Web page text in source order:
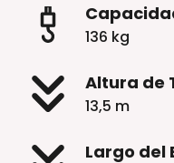
136 kg
Altura de
13,5 m
Largo del